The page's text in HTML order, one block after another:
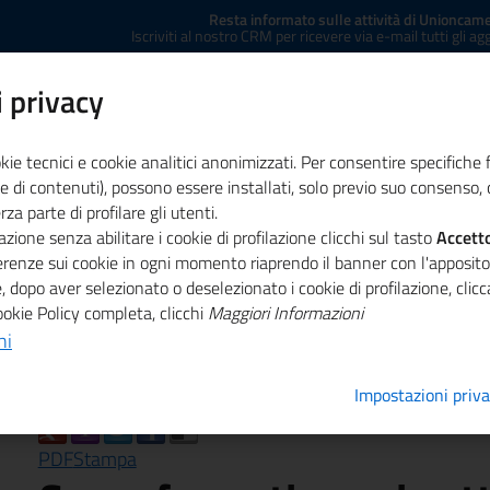
Resta informato sulle attività di
Iscriviti al nostro CRM per ricevere via e-mail tutti gli
trasparente Concessione sale
sui sottoprodotti per aziende con profilo produttori e
PDFStampa
tecnici e cookie analitici anonimizzati. Per consentire
di contenuti), possono essere installati, solo previo suo
parte di profilare gli utenti.
senza abilitare i cookie di profilazione clicchi sul tasto
sui cookie in ogni momento riaprendo il banner con
dopo aver selezionato o deselezionato i cookie di profilazione,
Policy completa, clicchi Maggiori Informazioni
Impostazioni